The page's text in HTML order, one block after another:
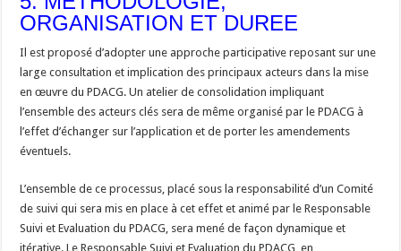
ORGANISATION ET DUREE
Il est proposé d’adopter une approche participative reposant sur une
large consultation et implication des principaux acteurs dans la mise
en œuvre du PDACG. Un atelier de consolidation impliquant
l’ensemble des acteurs clés sera de même organisé par le PDACG à
l’effet d’échanger sur l’application et de porter les amendements
éventuels.
L’ensemble de ce processus, placé sous la responsabilité d’un Comité
de suivi qui sera mis en place à cet effet et animé par le Responsable
Suivi et Evaluation du PDACG, sera mené de façon dynamique et
itérative. Le Responsable Suivi et Evaluation du PDACG, en